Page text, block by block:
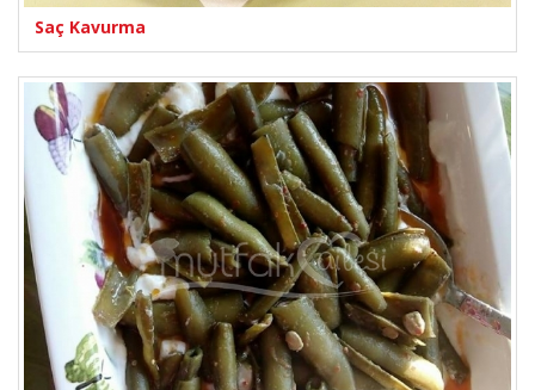
Saç Kavurma